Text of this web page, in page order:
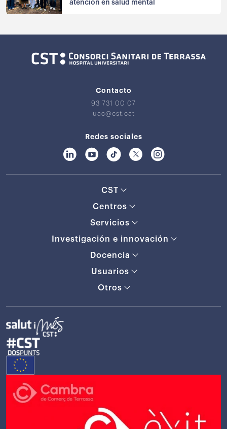
atención en salud mental
Contacto
93 731 00 07
uac@cst.cat
Redes sociales
CST
Centros
Servicios
Investigación e innovación
Docencia
Usuarios
Otros